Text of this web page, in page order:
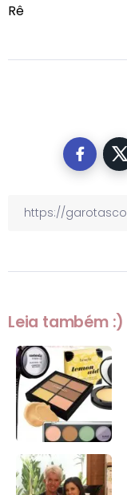
Rê
Leia também :)